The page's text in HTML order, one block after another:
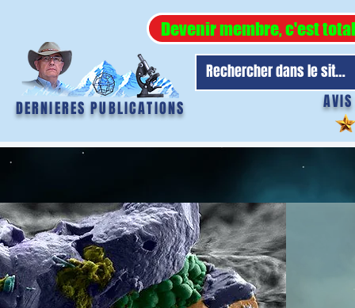
Devenir membre, c'est
DERNIERES PUBLICATIONS